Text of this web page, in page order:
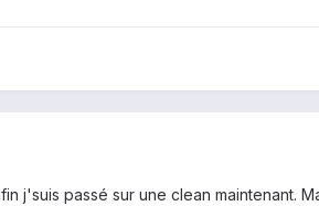
j'suis passé sur une clean maintenant.